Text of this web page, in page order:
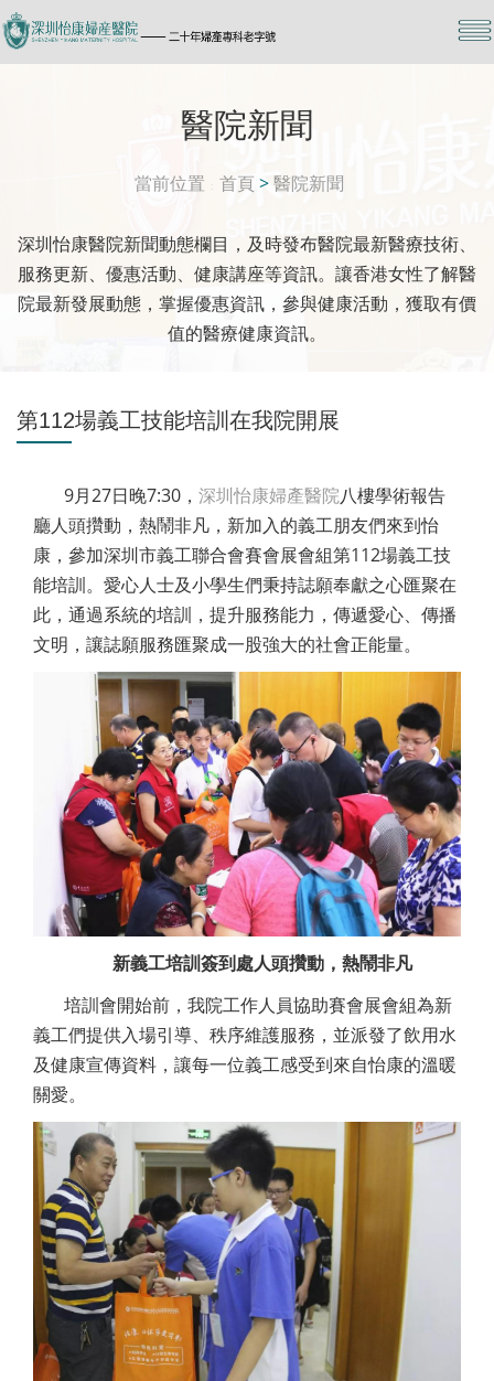
醫院新聞
當前位置 首頁>醫院新聞
深圳怡康醫院新聞動態欄目，及時發布醫院最新醫療技術、
服務更新、優惠活動、健康講座等資訊。讓香港女性了解醫
院最新發展動態，掌握優惠資訊，參與健康活動，獲取有價
值的醫療健康資訊。
第112場義工技能培訓在我院開展
9月27日晚7:30， 深圳怡康婦產醫院八樓學術報告
廳人頭攢動，熱鬧非凡，新加入的義工朋友們來到怡
康，參加深圳市義工聯合會賽會展會組第112場義工技
能培訓。愛心人士及小學生們秉持誌願奉獻之心匯聚在
此，通過系統的培訓，提升服務能力，傳遞愛心、傳播
文明，讓誌願服務匯聚成一股強大的社會正能量。
新義工培訓簽到處人頭攢動，熱鬧非凡
培訓會開始前，我院工作人員協助賽會展會組為新
義工們提供入場引導、秩序維護服務，並派發了飲用水
及健康宣傳資料，讓每一位義工感受到來自怡康的溫暖
關愛。